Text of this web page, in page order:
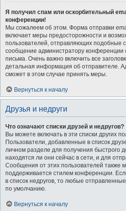
Я получил спам или оскорбительный
конференции!
Мы сожалеем об этом. Форма отправки
включает меры предосторожности и
пользователей, отправляющих подобные
сообщение администратору конференции
письма. Очень важно включить все
детальная информация об отправителе.
сможет в этом случае принять меры.
Вернуться к началу
Друзья и недруги
Что означают списки друзей и недругов?
Вы можете включать в эти списки других
Пользователи, добавленные в список
личном разделе для получения быстрого
находятся ли они сейчас в сети, и для
Сообщения от этих пользователей также
поддерживается стилем конференции.
в список недругов, то любые
по умолчанию.
Вернуться к началу